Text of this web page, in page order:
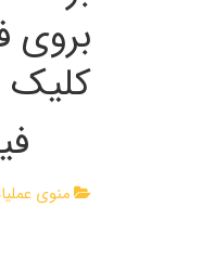
بروی
کلیک
منوی